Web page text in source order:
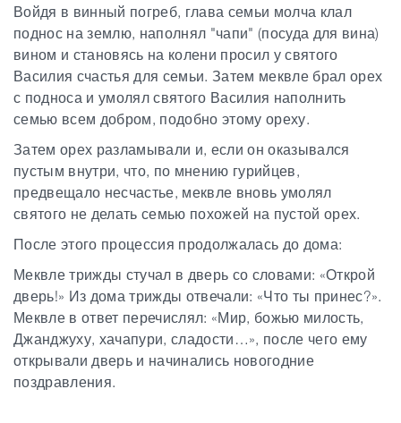
Войдя в винный погреб, глава семьи молча клал
поднос на землю, наполнял "чапи" (посуда для вина)
вином и становясь на колени просил у святого
Василия счастья для семьи. Затем меквле брал орех
с подноса и умолял святого Василия наполнить
семью всем добром, подобно этому ореху.
Затем орех разламывали и, если он оказывался
пустым внутри, что, по мнению гурийцев,
предвещало несчастье, меквле вновь умолял
святого не делать семью похожей на пустой орех.
После этого процессия продолжалась до дома:
Меквле трижды стучал в дверь со словами: «Открой
дверь!» Из дома трижды отвечали: «Что ты принес?».
Меквле в ответ перечислял: «Мир, божью милость,
Джанджуху, хачапури, сладости…», после чего ему
открывали дверь и начинались новогодние
поздравления.